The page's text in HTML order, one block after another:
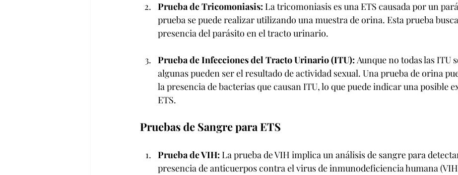
Prueba de Tricomoniasis: La tricomoniasis es una ETS causada por un
prueba se puede realizar utilizando una muestra de orina. Esta prueba
presencia del parásito en el tracto urinario.
Prueba de Infecciones del Tracto Urinario (ITU): Aunque no todas las ITU
algunas pueden ser el resultado de actividad sexual. Una prueba de orina
la presencia de bacterias que causan ITU, lo que puede indicar una posible
ETS.
Pruebas de Sangre para ETS
Prueba de VIH: La prueba de VIH implica un análisis de sangre para
presencia de anticuerpos contra el virus de inmunodeficiencia humana